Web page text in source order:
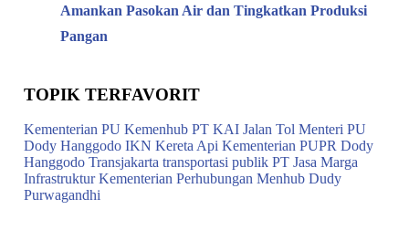
Amankan Pasokan Air dan Tingkatkan Produksi
Pangan
TOPIK TERFAVORIT
Kementerian PU Kemenhub PT KAI Jalan Tol Menteri PU
Dody Hanggodo IKN Kereta Api Kementerian PUPR Dody
Hanggodo Transjakarta transportasi publik PT Jasa Marga
Infrastruktur Kementerian Perhubungan Menhub Dudy
Purwagandhi